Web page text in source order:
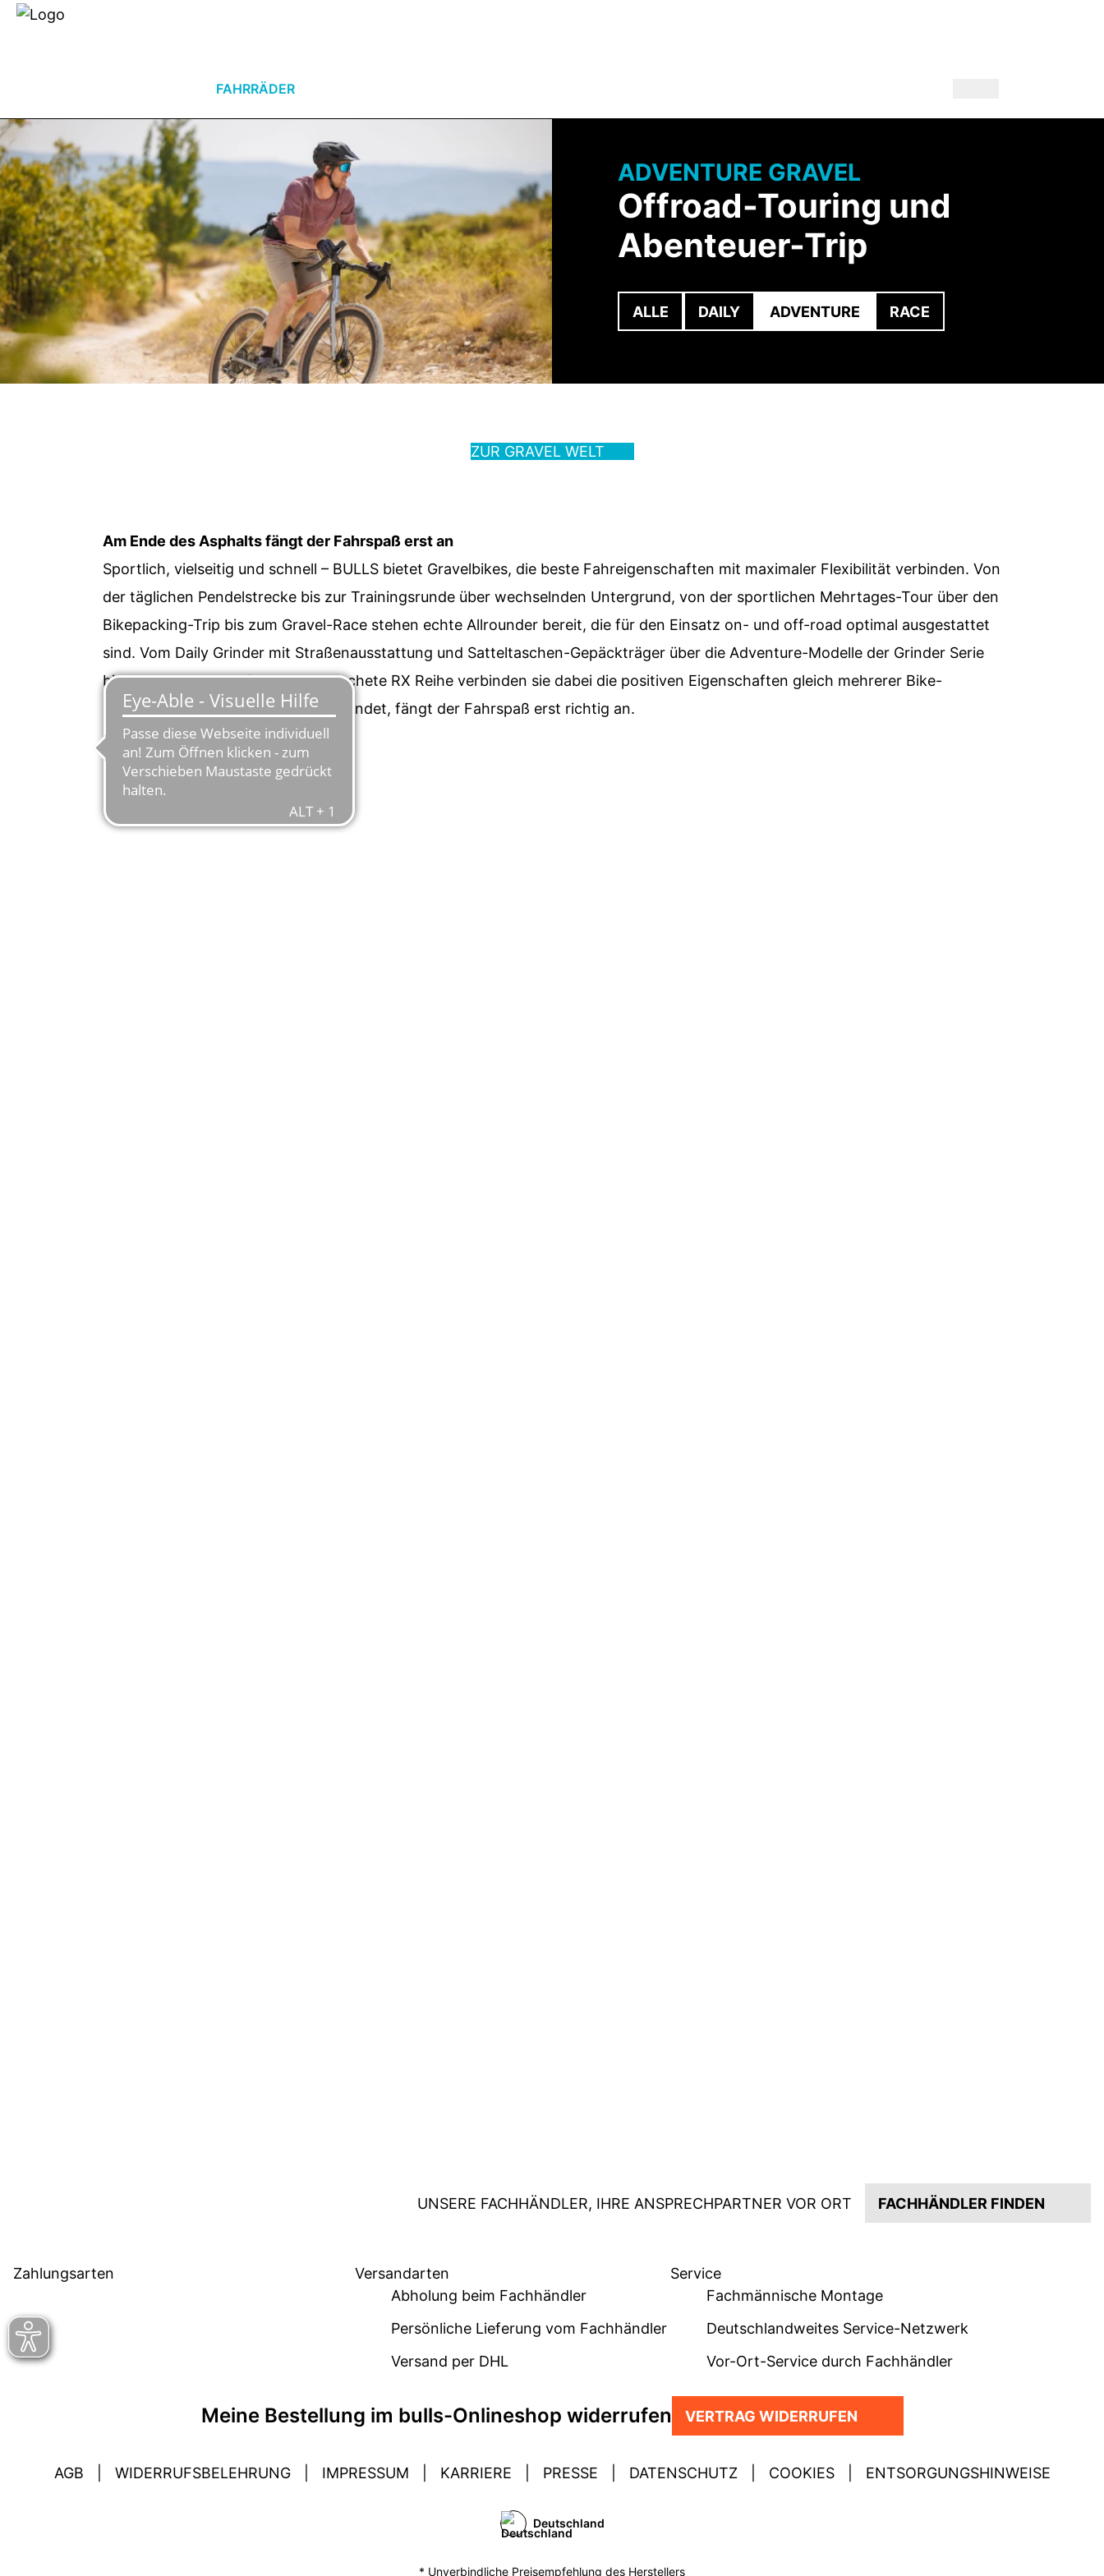
FAHRRÄDER
ADVENTURE GRAVEL
Offroad-Touring und
Abenteuer-Trip
ALLE DAILY ADVENTURE RACE
ZUR GRAVEL WELT
Am Ende des Asphalts fängt der Fahrspaß erst an
Sportlich, vielseitig und schnell – BULLS bietet Gravelbikes, die beste Fahreigenschaften mit maximaler Flexibilität verbinden. Von
der täglichen Pendelstrecke bis zur Trainingsrunde über wechselnden Untergrund, von der sportlichen Mehrtages-Tour über den
Bikepacking-Trip bis zum Gravel-Race stehen echte Allrounder bereit, die für den Einsatz on- und off-road optimal ausgestattet
sind. Vom Daily Grinder mit Straßenausstattung und Satteltaschen-Gepäckträger über die Adventure-Modelle der Grinder Serie
bis zu den potenten Racern der Machete RX Reihe verbinden sie dabei die positiven Eigenschaften gleich mehrerer Bike-
Kategorien. Und wenn der Asphalt endet, fängt der Fahrspaß erst richtig an.
UNSERE FACHHÄNDLER, IHRE ANSPRECHPARTNER VOR ORT FACHHÄNDLER FINDEN
Zahlungsarten
Versandarten
Abholung beim Fachhändler
Persönliche Lieferung vom Fachhändler
Versand per DHL
Service
Fachmännische Montage
Deutschlandweites Service-Netzwerk
Vor-Ort-Service durch Fachhändler
Meine Bestellung im bulls-Onlineshop widerrufen VERTRAG WIDERRUFEN
AGB WIDERRUFSBELEHRUNG IMPRESSUM KARRIERE PRESSE DATENSCHUTZ COOKIES ENTSORGUNGSHINWEISE
Deutschland
* Unverbindliche Preisempfehlung des Herstellers